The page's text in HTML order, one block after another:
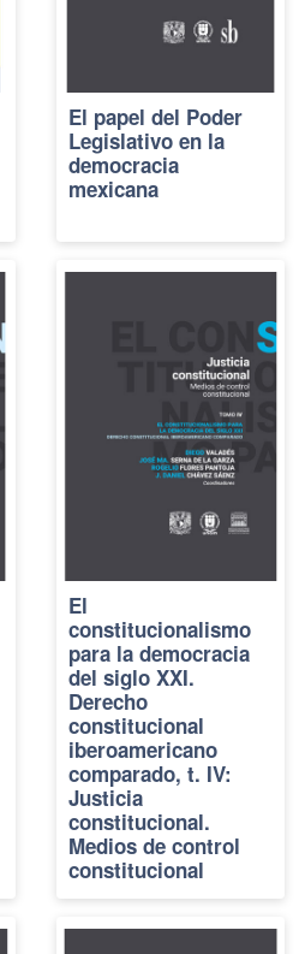
El papel del Poder
Legislativo en la
democracia
mexicana
El
constitucionalismo
para la democracia
del siglo XXI.
Derecho
constitucional
iberoamericano
comparado, t. IV:
Justicia
constitucional.
Medios de control
constitucional